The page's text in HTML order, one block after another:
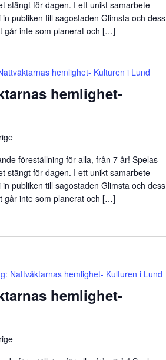
stängt för dagen. I ett unikt samarbete
publiken till sagostaden Glimsta och dess
går inte som planerat och […]
hemlighet-
hemlighet- Kulturen i Lund
föreställning för alla, från 7 år! Spelas
stängt för dagen. I ett unikt samarbete
publiken till sagostaden Glimsta och dess
går inte som planerat och […]
hemlighet-
Nattväktarnas hemlighet- Kulturen i Lund